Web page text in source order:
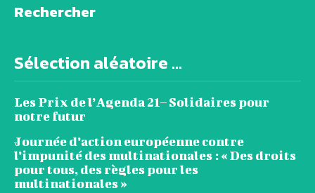
Rechercher
Sélection aléatoire ...
Les Prix de l’Agenda 21– Solidaires pour
notre futur
Journée d’action européenne contre
l’impunité des multinationales : « Des droits
pour tous, des règles pour les
multinationales »